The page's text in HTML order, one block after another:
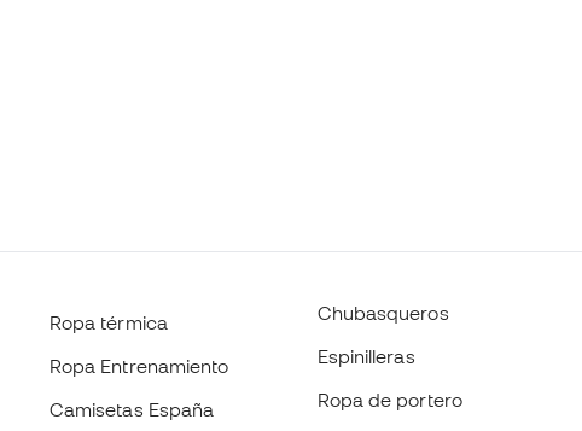
Ropa térmica
Ropa Entrenamiento
Camisetas España
Chubasqueros
Espinilleras
Ropa de portero